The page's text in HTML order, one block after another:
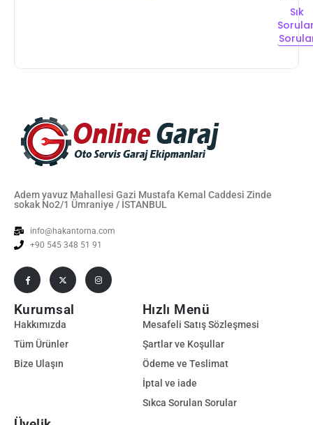
Sık
Adem yavuz Mahallesi Gazi Mustafa Kemal Caddesi Zinde
sokak No2/1 Ümraniye / İSTANBUL
info@hakantorna.com
+90 545 348 51 91
Kurumsal
Hakkımızda
Tüm Ürünler
Bize Ulaşın
Hızlı Menü
Mesafeli Satış Sözleşmesi
Şartlar ve Koşullar
Ödeme ve Teslimat
İptal ve iade
Sıkca Sorulan Sorular